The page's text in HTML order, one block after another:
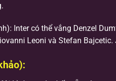
Inter có thể vắng Denzel
Leoni và Stefan